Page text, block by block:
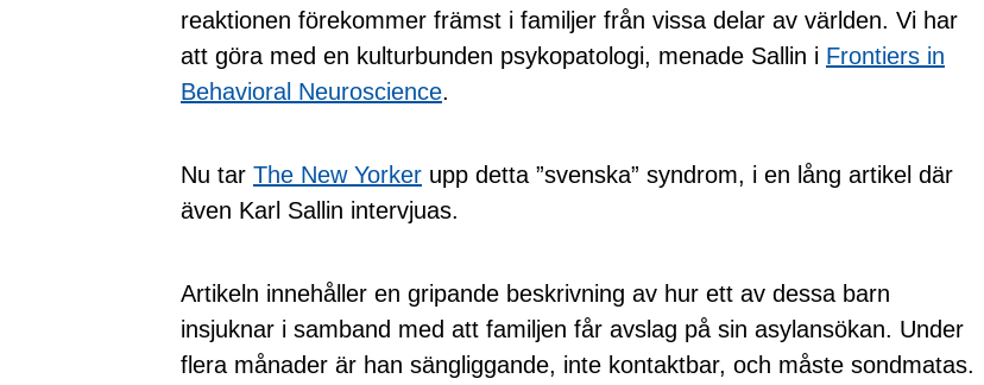
reaktionen förekommer främst i familjer från vissa delar av världen. Vi har
att göra med en kulturbunden psykopatologi, menade Sallin i Frontiers in
Behavioral Neuroscience.
Nu tar The New Yorker upp detta ”svenska” syndrom, i en lång artikel där
även Karl Sallin intervjuas.
Artikeln innehåller en gripande beskrivning av hur ett av dessa barn
insjuknar i samband med att familjen får avslag på sin asylansökan. Under
flera månader är han sängliggande, inte kontaktbar, och måste sondmatas.